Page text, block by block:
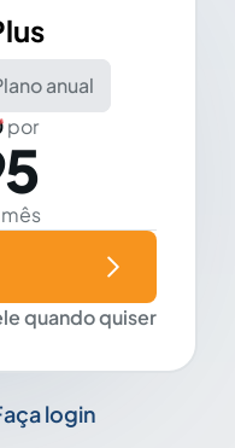
anual
por
quando quiser
login